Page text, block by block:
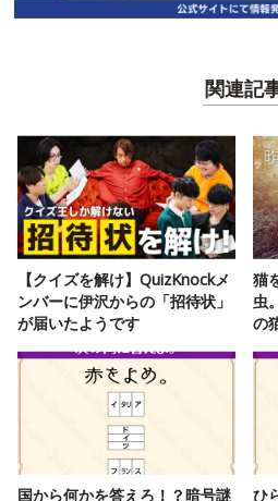
関連記
【クイズを解け】QuizKnockメ
ンバーに伊沢からの「招待状」
が届いたようです
猫
虫
の
国から何かを答えろ！？暗号謎
ひ